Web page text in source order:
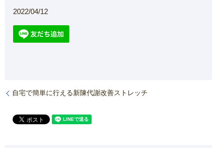
2022/04/12
自宅で簡単に行える新陳代謝改善ストレッチ